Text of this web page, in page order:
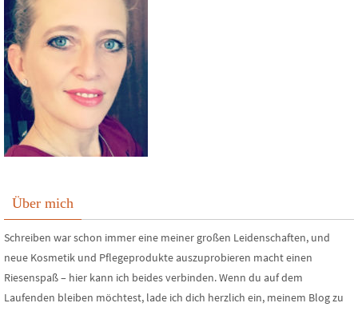
Über mich
Schreiben war schon immer eine meiner großen Leidenschaften, und
neue Kosmetik und Pflegeprodukte auszuprobieren macht einen
Riesenspaß – hier kann ich beides verbinden. Wenn du auf dem
Laufenden bleiben möchtest, lade ich dich herzlich ein, meinem Blog zu